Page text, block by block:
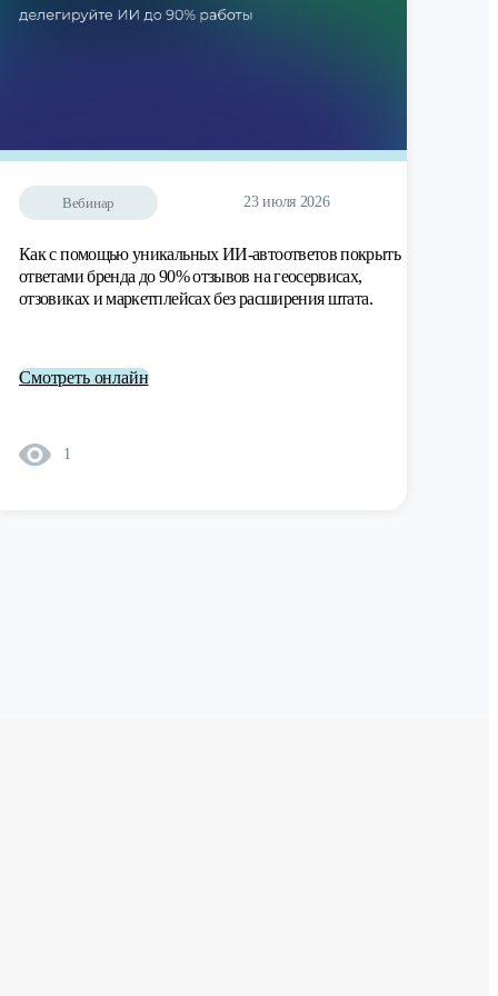
Вебинар 23 июля 2026
Как с помощью уникальных ИИ-автоответов покрыть
ответами бренда до 90% отзывов на геосервисах,
отзовиках и маркетплейсах без расширения штата.
Смотреть онлайн
1